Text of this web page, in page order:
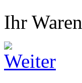
Ihr